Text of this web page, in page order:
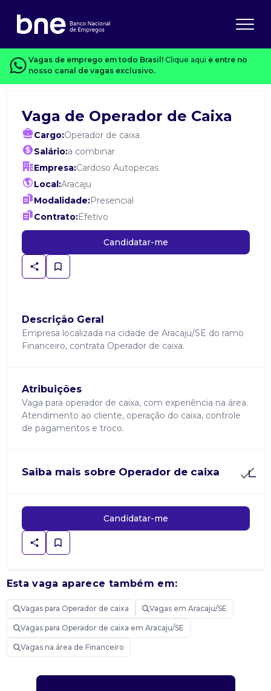
Vagas de emprego em todo Brasil! Clique aqui e entre no
nosso canal de vagas exclusivo.
Vaga de Operador de Caixa
Cargo:Operador de caixa
Salário:a combinar
Empresa:Cardoso Autopecas
Local:Aracaju
Modalidade:Presencial
Contrato:Efetivo
Candidatar-me
Descrição Geral
Empresa localizada na cidade de Aracaju/SE do ramo
Financeiro, contrata Operador de caixa.
Atribuições
Vaga para operador de caixa, com experiência na área.
Atendimento ao cliente, operação do caixa, controle
de pagamentos e troco.
Saiba mais sobre Operador de caixa
Candidatar-me
Esta vaga aparece também em:
Vagas para Operador de caixa Vagas em Aracaju/SE
Vagas para Operador de caixa em Aracaju/SE
Vagas na área de Financeiro